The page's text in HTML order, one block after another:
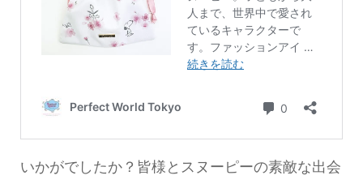
いかがでしたか？皆様とスヌーピーの素敵な出会